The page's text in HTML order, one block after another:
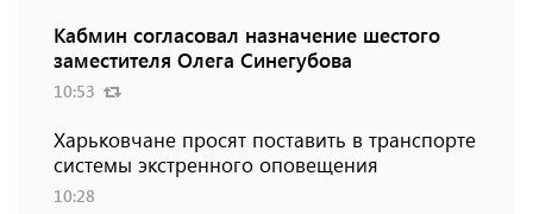
Кабмин согласовал назначение шестого
заместителя Олега Синегубова
10:53
Харьковчане просят поставить в транспорте
системы экстренного оповещения
10:28